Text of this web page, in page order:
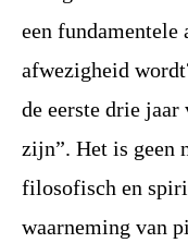
een fundamentele
afwezigheid
de eerste drie jaar
zijn”. Het is geen
filosofisch en
waarneming van